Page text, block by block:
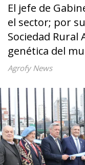
El jefe de
el sector; por
Sociedad
genética del
Agrofy News